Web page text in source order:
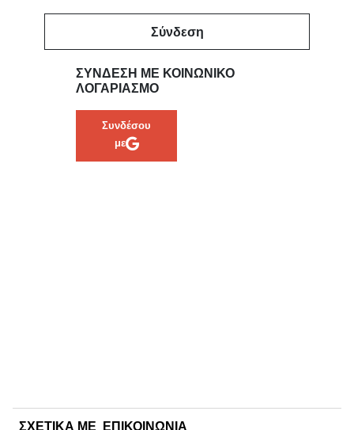
Σύνδεση
ΣΎΝΔΕΣΗ ΜΕ ΚΟΙΝΩΝΙΚΌ
ΛΟΓΑΡΙΑΣΜΌ
Συνδέσου
με
ΣΧΕΤΙΚΑ ΜΕ ΕΠΙΚΟΙΝΩΝΙΑ